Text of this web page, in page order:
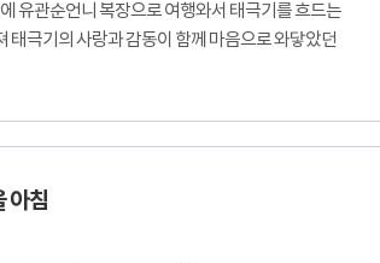
유관순언니 복장으로 여행와서 태극기를 흐드는
태극기의 사랑과 감동이 함께 마음으로 와닿았던
아침